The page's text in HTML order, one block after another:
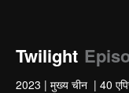
Twilight
2023 | मुख्य चीन | 40